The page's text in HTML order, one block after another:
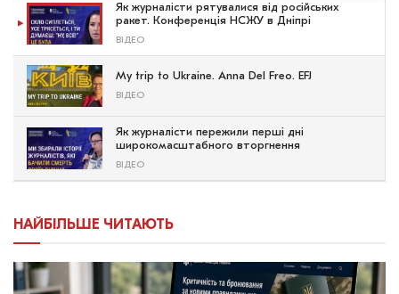
Як журналісти рятувалися від російських
ракет. Конференція НСЖУ в Дніпрі
ВІДЕО
My trip to Ukraine. Anna Del Freo. EFJ
ВІДЕО
Як журналісти пережили перші дні
широкомасштабного вторгнення
ВІДЕО
НАЙБІЛЬШЕ ЧИТАЮТЬ